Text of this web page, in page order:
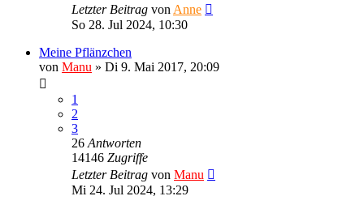
Letzter Beitrag von Anne
So 28. Jul 2024, 10:30
Meine Pflänzchen
von Manu » Di 9. Mai 2017, 20:09
1
2
3
26 Antworten
14146 Zugriffe
Letzter Beitrag von Manu
Mi 24. Jul 2024, 13:29